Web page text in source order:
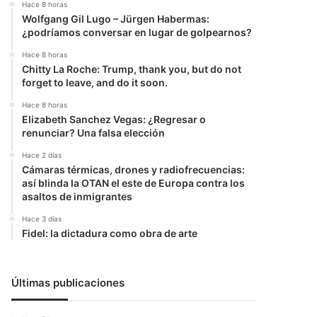
Hace 8 horas
Wolfgang Gil Lugo – Jürgen Habermas:
¿podríamos conversar en lugar de golpearnos?
Hace 8 horas
Chitty La Roche: Trump, thank you, but do not
forget to leave, and do it soon.
Hace 8 horas
Elizabeth Sanchez Vegas: ¿Regresar o
renunciar? Una falsa elección
Hace 2 días
Cámaras térmicas, drones y radiofrecuencias:
así blinda la OTAN el este de Europa contra los
asaltos de inmigrantes
Hace 3 días
Fidel: la dictadura como obra de arte
Últimas publicaciones